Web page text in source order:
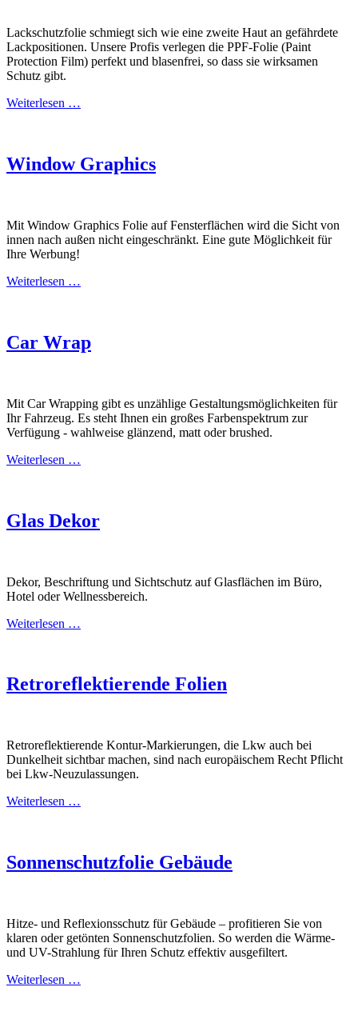
Lackschutzfolie schmiegt sich wie eine zweite Haut an gefährdete
Lackpositionen. Unsere Profis verlegen die PPF-Folie (Paint
Protection Film) perfekt und blasenfrei, so dass sie wirksamen
Schutz gibt.
Weiterlesen …
Window Graphics
Mit Window Graphics Folie auf Fensterflächen wird die Sicht von
innen nach außen nicht eingeschränkt. Eine gute Möglichkeit für
Ihre Werbung!
Weiterlesen …
Car Wrap
Mit Car Wrapping gibt es unzählige Gestaltungsmöglichkeiten für
Ihr Fahrzeug. Es steht Ihnen ein großes Farbenspektrum zur
Verfügung - wahlweise glänzend, matt oder brushed.
Weiterlesen …
Glas Dekor
Dekor, Beschriftung und Sichtschutz auf Glasflächen im Büro,
Hotel oder Wellnessbereich.
Weiterlesen …
Retroreflektierende Folien
Retroreflektierende Kontur-Markierungen, die Lkw auch bei
Dunkelheit sichtbar machen, sind nach europäischem Recht Pflicht
bei Lkw-Neuzulassungen.
Weiterlesen …
Sonnenschutzfolie Gebäude
Hitze- und Reflexionsschutz für Gebäude – profitieren Sie von
klaren oder getönten Sonnenschutzfolien. So werden die Wärme-
und UV-Strahlung für Ihren Schutz effektiv ausgefiltert.
Weiterlesen …